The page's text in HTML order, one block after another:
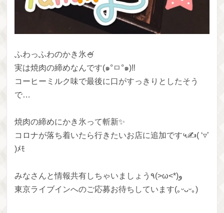
ふわっふわのかき氷🍧
実は焼肉の締めなんです(๑°ㅁ°๑)‼
コーヒーミルク味で最後に口がすっきりとしたそう
で…
焼肉の締めにかき氷って斬新✨
コロナが落ち着いたら行きたいお店に追加です५✍( ‘▿’
)ﾒﾓ
みなさんと情報共有しちゃいましょう٩(>ω<*)و
東京ライブインへのご応募お待ちしています(｡ᵕᴗᵕ｡)